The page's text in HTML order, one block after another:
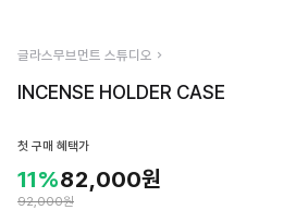
글라스무브먼트 스튜디오
INCENSE HOLDER CASE
첫 구매 혜택가
11%82,000원
92,000원